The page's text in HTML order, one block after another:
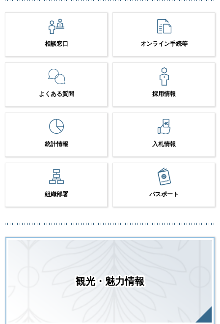
相談窓口 オンライン手続等
よくある質問 採用情報
統計情報 入札情報
組織部署 パスポート
観光・魅力情報